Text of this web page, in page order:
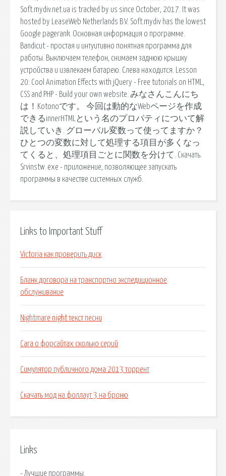
Soft.mydiv.net.ua is tracked by us since October, 2017. It was
hosted by LeaseWeb Netherlands B.V. Soft.mydiv has the lowest
Google pagerank. Основная информация о программе.
Bandicut - простая и интуитивно понятная программа для
работы. Выключаем телефон, снимаем заднюю крышку
устройства и извлекаем батарею. Слева находится. Lesson
20: Cool Animation Effects with jQuery - Free tutorials on HTML,
CSS and PHP - Build your own website. みなさんこんにち
は！Kotonoです。 今回は動的なWebページを作成
できるinnerHTMLという名のプロパティについて解
説していき. グローバル変数って使ってますか？
ひとつの変数に対して処理する項目が多くなっ
てくると、処理項目ごとに関数を分けて. Скачать.
Srvinstw. exe - приложение, позволяющее запускать
программы в качестве системных служб.
Links to Important Stuff
Victoria как проверить диск
Бланк договора на транспортно экспедиционное
обслуживание
Nightmare night текст песни
Сага о форсайтах сколько серий
Симулятор публичного дома 2013 торрент
Скачать мод на фоллаут 3 на броню
Links
- Лучшие программы.